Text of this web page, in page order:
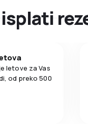
letove za Vas
od preko 500